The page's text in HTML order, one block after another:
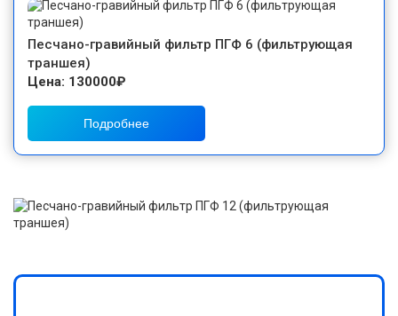
Песчано-гравийный фильтр ПГФ 6 (фильтрующая
траншея)
Цена: 130000₽
Подробнее